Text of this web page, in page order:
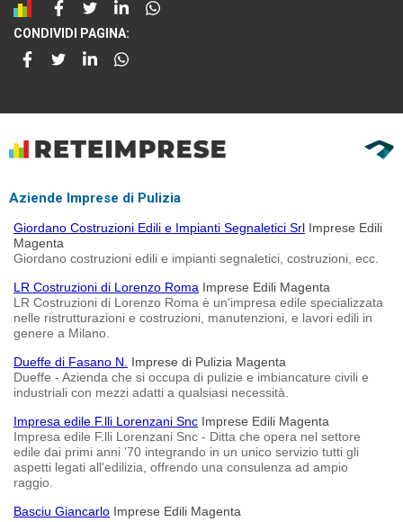
CONDIVIDI PAGINA:
Aziende Imprese di Pulizia
Giordano Costruzioni Edili e Impianti Segnaletici Srl Imprese Edili
Magenta
Giordano costruzioni edili e impianti segnaletici, costruzioni, ecc.
LR Costruzioni di Lorenzo Roma Imprese Edili Magenta
LR Costruzioni di Lorenzo Roma è un'impresa edile specializzata
nelle ristrutturazioni e costruzioni, manutenzioni, e lavori edili in
genere a Milano.
Dueffe di Fasano N.
Imprese di Pulizia Magenta
Dueffe - Azienda che si occupa di pulizie e imbiancature civili e
industriali con mezzi adatti a qualsiasi necessità.
Impresa edile F.lli Lorenzani Snc Imprese Edili Magenta
Impresa edile F.lli Lorenzani Snc - Ditta che opera nel settore
edile dai primi anni '70 integrando in un unico servizio tutti gli
aspetti legati all'edilizia, offrendo una consulenza ad ampio
raggio.
Basciu Giancarlo Imprese Edili Magenta